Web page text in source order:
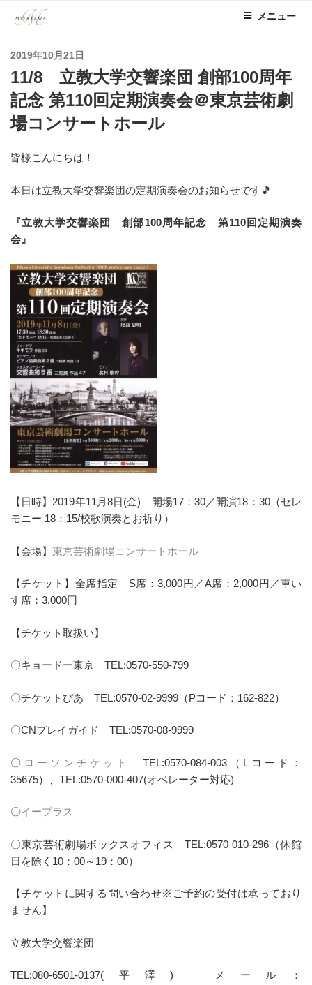
キ
メニュー
投
稿
日:
2019年10月21日
11/8 立教大学交響楽団 創部100周年
記念 第110回定期演奏会＠東京芸術劇
場コンサートホール
皆様こんにちは！
本日は立教大学交響楽団の定期演奏会のお知らせです🎵
『立教大学交響楽団 創部100周年記念 第110回定期演奏
会』
【日時】2019年11月8日(金) 開場17：30／開演18：30（セレ
モニー 18：15/校歌演奏とお祈り）
【会場】 東京芸術劇場コンサートホール
【チケット】全席指定 S席：3,000円／A席：2,000円／車い
す席：3,000円
【チケット取扱い】
〇キョードー東京 TEL:0570-550-799
〇チケットぴあ TEL:0570-02-9999（Pコード：162-822）
〇CNプレイガイド TEL:0570-08-9999
〇 ローソンチケット
TEL:0570-084-003（Lコード：
35675）、TEL:0570-000-407(オペレーター対応)
〇イープラス
〇東京芸術劇場ボックスオフィス TEL:0570-010-296（休館
日を除く10：00～19：00）
【チケットに関する問い合わせ※ご予約の受付は承っており
ません】
立教大学交響楽団
TEL:080-6501-0137(平澤) メール：